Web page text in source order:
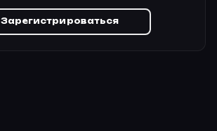
Зарегистрироваться